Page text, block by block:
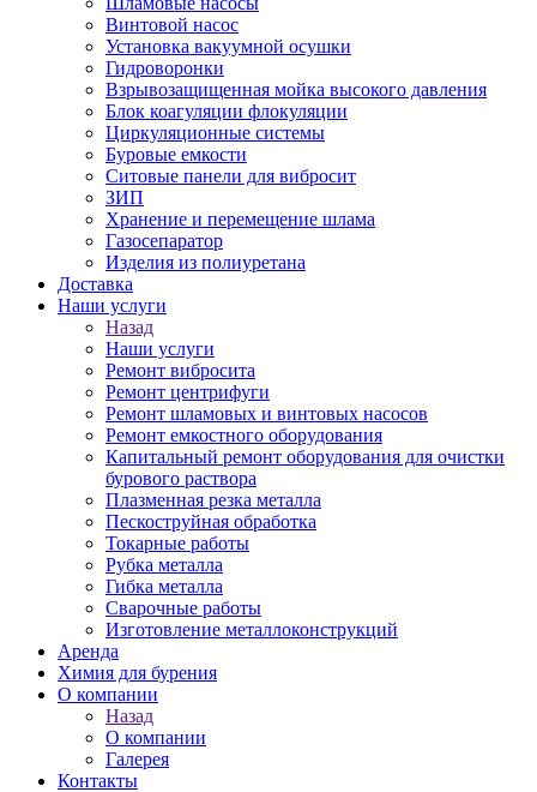
Винтовой насос
Установка вакуумной осушки
Гидроворонки
Взрывозащищенная мойка высокого давления
Блок коагуляции флокуляции
Циркуляционные системы
Буровые емкости
Ситовые панели для вибросит
ЗИП
Хранение и перемещение шлама
Газосепаратор
Изделия из полиуретана
Доставка
Наши услуги
Назад
Наши услуги
Ремонт вибросита
Ремонт центрифуги
Ремонт шламовых и винтовых насосов
Ремонт емкостного оборудования
Капитальный ремонт оборудования для очистки
бурового раствора
Плазменная резка металла
Пескоструйная обработка
Токарные работы
Рубка металла
Гибка металла
Сварочные работы
Изготовление металлоконструкций
Аренда
Химия для бурения
О компании
Назад
О компании
Галерея
Контакты